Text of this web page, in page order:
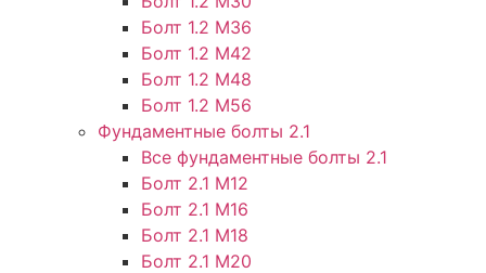
Болт 1.2 М36
Болт 1.2 М42
Болт 1.2 М48
Болт 1.2 М56
Фундаментные болты 2.1
Все фундаментные болты 2.1
Болт 2.1 М12
Болт 2.1 М16
Болт 2.1 М18
Болт 2.1 М20